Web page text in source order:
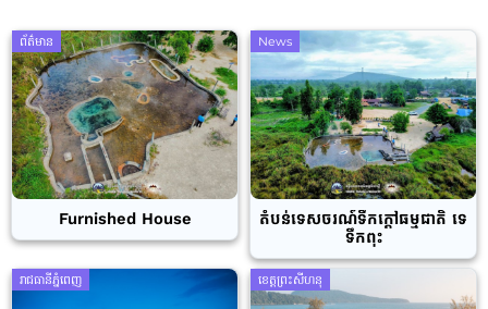
ព័ត៌មាន
Furnished House
News
តំបន់ទេសចរណ៍ទឹកក្តៅធម្មជាតិ ទេ
ទឹកពុះ
រាជធានីភ្នំពេញ ខេត្តព្រះសីហនុ